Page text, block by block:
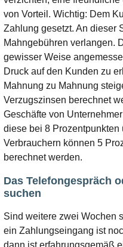
von Vorteil. Wichtig: Dem
Zahlung gesetzt. An dieser
Mahngebühren verlangen.
gewisser Weise
Druck auf den Kunden zu
Mahnung zu Mahnung
Verzugszinsen berechnet
Geschäfte von
diese bei 8
Verbrauchern können 5
berechnet werden.
Das Telefongespräch
suchen
Sind weitere zwei Wochen
ein Zahlungseingang ist